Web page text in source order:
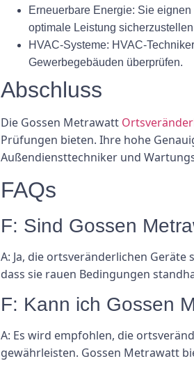
Erneuerbare Energie: Sie eignen
optimale Leistung
HVAC-Systeme: HVAC-
Gewerbegebäuden überprüfen.
Abschluss
Die Gossen Metrawatt
Prüfungen bieten. Ihre hohe
Außendiensttechniker und
FAQs
F: Sind Gossen
A: Ja, die ortsveränderlichen
dass sie rauen Bedingungen
F: Kann ich Gossen
A: Es wird empfohlen, die
gewährleisten. Gossen Metrawatt